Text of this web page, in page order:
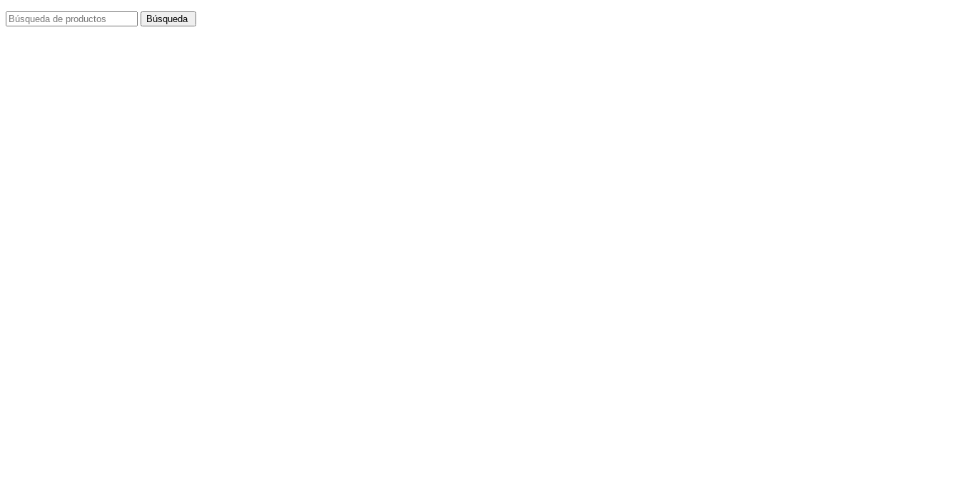
Búsqueda